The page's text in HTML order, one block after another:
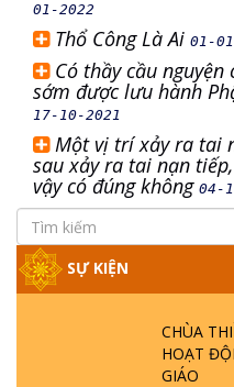
01-2022
Thổ Công Là Ai 01-
Có thầy cầu nguyện
sớm được lưu hành
17-10-2021
Một vị trí xảy ra tai
sau xảy ra tai nạn
vậy có đúng không 04-
SỰ KIỆN
CHÙA
HOẠT
GIÁO